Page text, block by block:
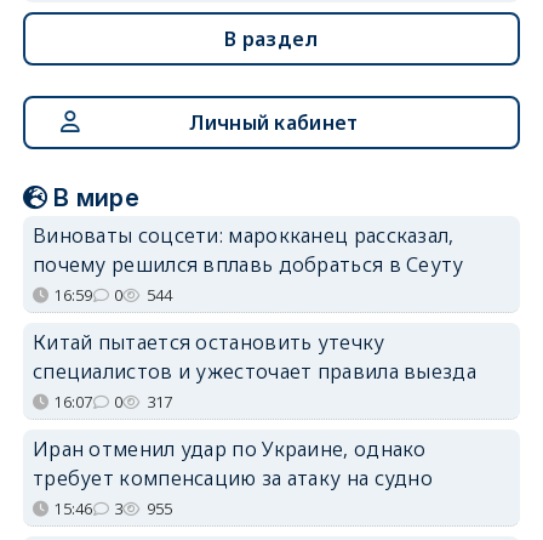
В раздел
Личный кабинет
В мире
Виноваты соцсети: марокканец рассказал,
почему решился вплавь добраться в Сеуту
16:59 0 544
Китай пытается остановить утечку
специалистов и ужесточает правила выезда
16:07 0 317
Иран отменил удар по Украине, однако
требует компенсацию за атаку на судно
15:46 3 955